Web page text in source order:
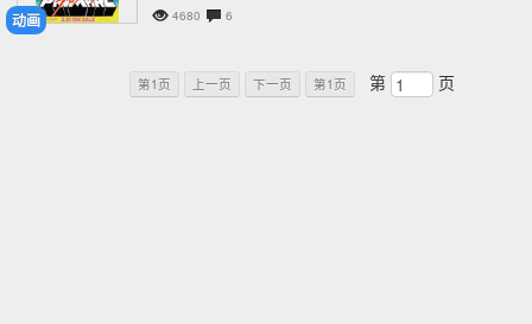
动画 4680 6
第1页 上一页 下一页 第1页 第 页